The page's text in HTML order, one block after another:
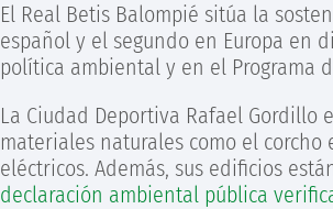
El Real Betis Balompié sitúa la
español y el segundo en Europa en
política ambiental y en el Programa
La Ciudad Deportiva Rafael
materiales naturales como el
eléctricos. Además, sus edificios
declaración ambiental pública